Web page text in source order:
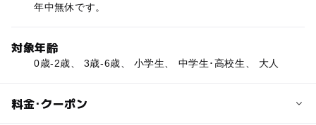
年中無休です。
対象年齢
0歳-2歳、 3歳-6歳、 小学生、 中学生･高校生、 大人
料金･クーポン